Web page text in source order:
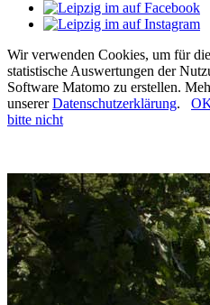
Wir verwenden Cookies, um für
statistische Auswertungen der
Software Matomo zu erstellen.
unsererDatenschutzerklärung.
bitte nicht